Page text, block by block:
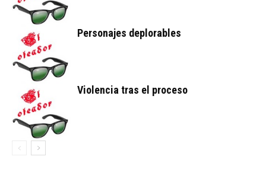
Personajes deplorables
Violencia tras el proceso